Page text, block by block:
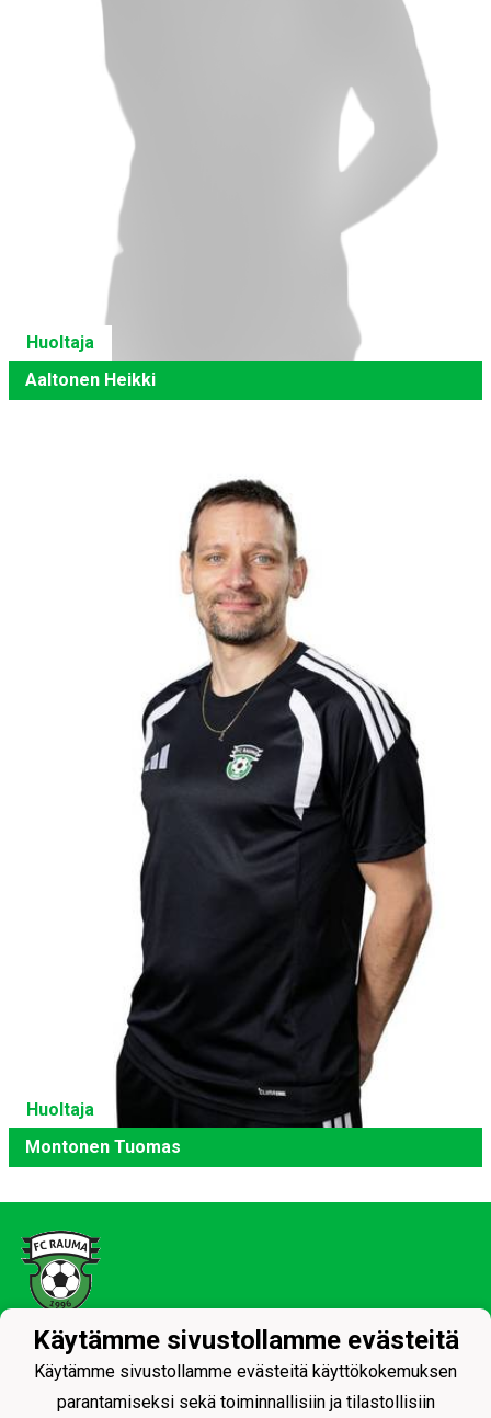
Huoltaja
Aaltonen Heikki
Huoltaja
Montonen Tuomas
Tietosuojaseloste
FC Rauma ry, Football Club Rauma ry
Käytämme sivustollamme evästeitä
Käytämme sivustollamme evästeitä käyttökokemuksen
parantamiseksi sekä toiminnallisiin ja tilastollisiin